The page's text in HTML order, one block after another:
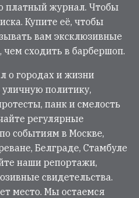
платный журнал. Чтобы
Купите её, чтобы
вам эксклюзивные
сходить в барбершоп.
о городах и жизни
уличную политику,
панк и смелость
регулярные
событиям в Москве,
Белграде, Стамбуле
наши репортажи,
свидетельства.
место. Мы остаемся